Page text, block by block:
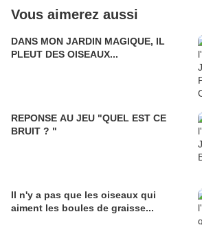
Vous aimerez aussi
DANS MON JARDIN MAGIQUE, IL
PLEUT DES OISEAUX...
REPONSE AU JEU "QUEL EST CE
BRUIT ? "
Il n'y a pas que les oiseaux qui
aiment les boules de graisse...